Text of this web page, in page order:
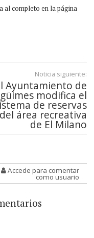
al completo en la página
Noticia siguiente:
Ayuntamiento de
modifica el
de reservas
del área recreativa
de El Milano
Accede para comentar
como usuario